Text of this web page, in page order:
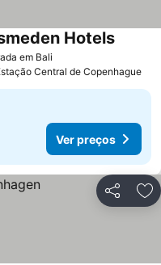
em Bali
Hotels
Central de Copenhague
Ver preços
Partilhar